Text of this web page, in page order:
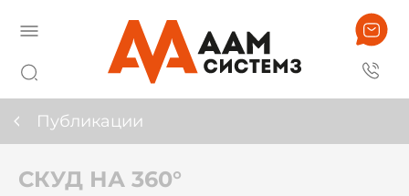
Публикации
СКУД НА 360°